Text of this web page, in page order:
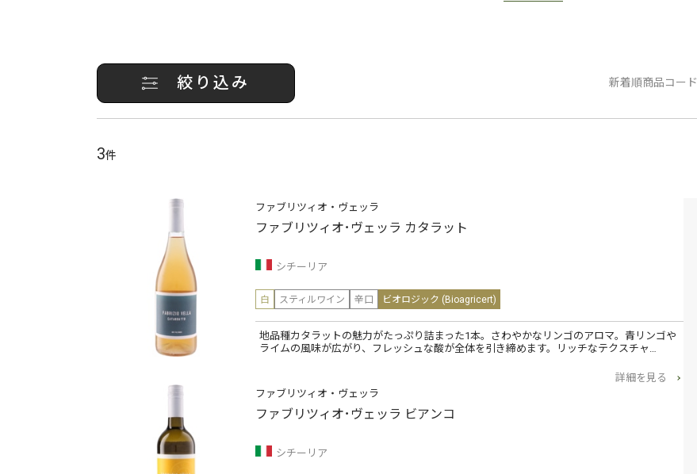
絞り込み 新着順商品コード
3件
ファブリツィオ・ヴェッラ
ファブリツィオ･ヴェッラ カタラット
シチーリア
白 スティルワイン 辛口 ビオロジック (Bioagricert)
地品種カタラットの魅力がたっぷり詰まった1本。さわやかなリンゴのアロマ。青リンゴや
ライムの風味が広がり、フレッシュな酸が全体を引き締めます。リッチなテクスチャ…
詳細を見る
ファブリツィオ・ヴェッラ
ファブリツィオ･ヴェッラ ビアンコ
シチーリア